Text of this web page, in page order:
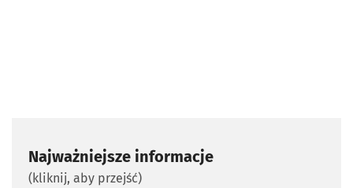
Najważniejsze informacje
(kliknij, aby przejść)